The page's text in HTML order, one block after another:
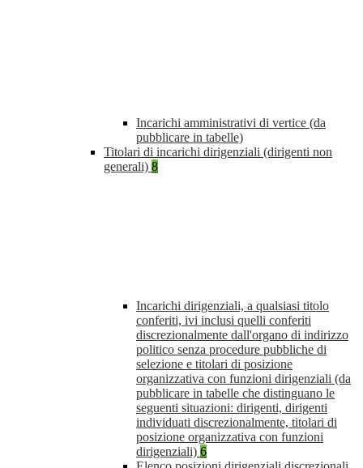
Incarichi amministrativi di vertice (da
pubblicare in tabelle)
Titolari di incarichi dirigenziali (dirigenti non
generali) 8
Incarichi dirigenziali, a qualsiasi titolo
conferiti, ivi inclusi quelli conferiti
discrezionalmente dall'organo di indirizzo
politico senza procedure pubbliche di
selezione e titolari di posizione
organizzativa con funzioni dirigenziali (da
pubblicare in tabelle che distinguano le
seguenti situazioni: dirigenti, dirigenti
individuati discrezionalmente, titolari di
posizione organizzativa con funzioni
dirigenziali) 6